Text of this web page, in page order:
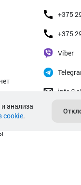
+375
+375
Viber
анализа
cookie.